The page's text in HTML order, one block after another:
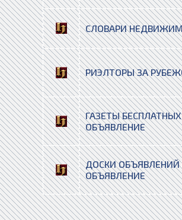
СЛОВАРИ
РИЭЛТОРЫ ЗА
ГАЗЕТЫ
ОБЪЯВЛЕНИЕ
ДОСКИ
ОБЪЯВЛЕНИЕ